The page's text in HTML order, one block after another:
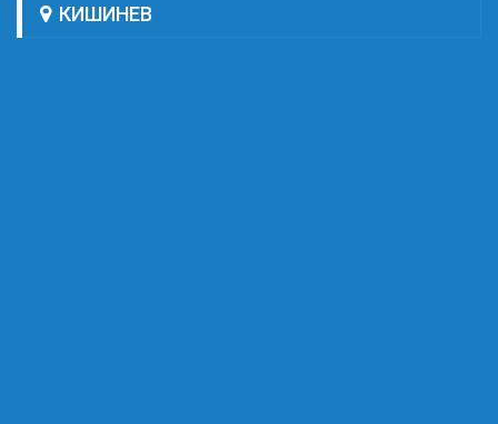
КИШИНЕВ